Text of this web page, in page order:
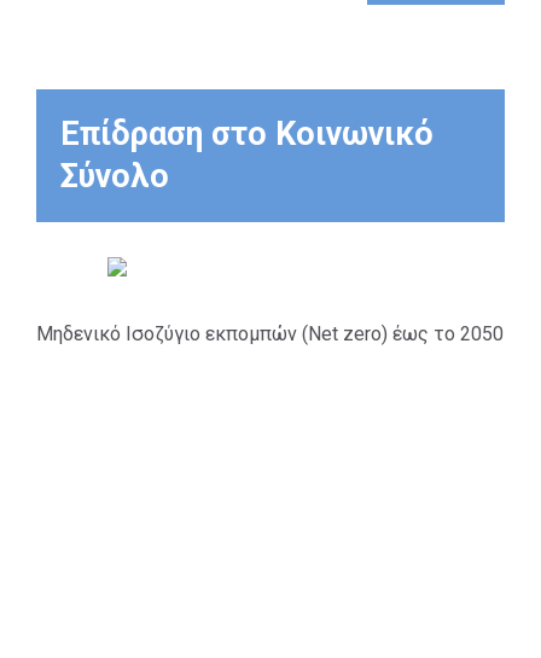
Επίδραση στο Κοινωνικό
Σύνολο
Μηδενικό Ισοζύγιο εκπομπών (Net zero) έως το 2050